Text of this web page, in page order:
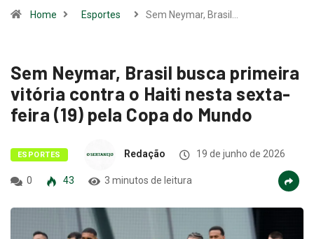
Home Esportes Sem Neymar, Brasil…
Sem Neymar, Brasil busca primeira
vitória contra o Haiti nesta sexta-
feira (19) pela Copa do Mundo
ESPORTES Redação 19 de junho de 2026
0 43 3 minutos de leitura